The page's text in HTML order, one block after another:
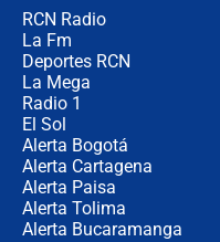
RCN Radio
La Fm
Deportes RCN
La Mega
Radio 1
El Sol
Alerta Bogotá
Alerta Cartagena
Alerta Paisa
Alerta Tolima
Alerta Bucaramanga